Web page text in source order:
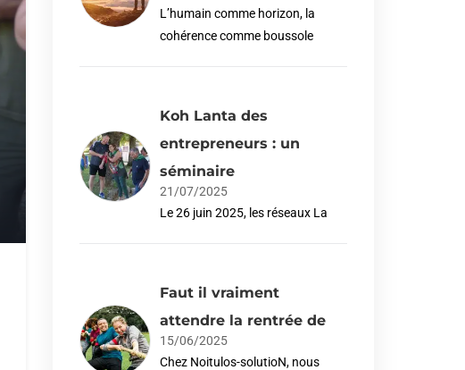
L’humain comme horizon, la
cohérence comme boussole
Koh Lanta des
entrepreneurs : un
séminaire
21/07/2025
Le 26 juin 2025, les réseaux La
Faut il vraiment
attendre la rentrée de
15/06/2025
Chez Noitulos-solutioN, nous